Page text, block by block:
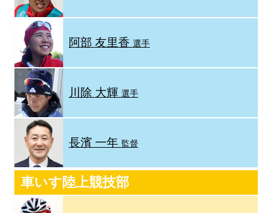
阿部 友里香 選手
川除 大輝 選手
長濱 一年 監督
車いす陸上競技部